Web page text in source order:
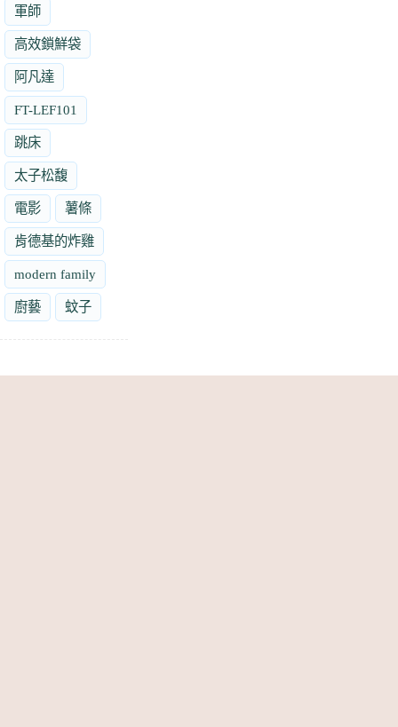
軍師
高效鎖鮮袋
阿凡達
FT-LEF101
跳床
太子松馥
電影 薯條
肯德基的炸雞
modern family
廚藝 蚊子